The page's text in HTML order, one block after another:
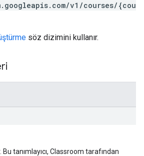
v1/courses/{cou
söz dizimini kullanır.
Bu tanımlayıcı, Classroom tarafından